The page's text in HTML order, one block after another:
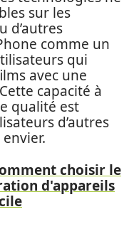
sur les
d’autres
comme un
qui
avec une
capacité à
qualité est
d’autres
choisir le
d'appareils